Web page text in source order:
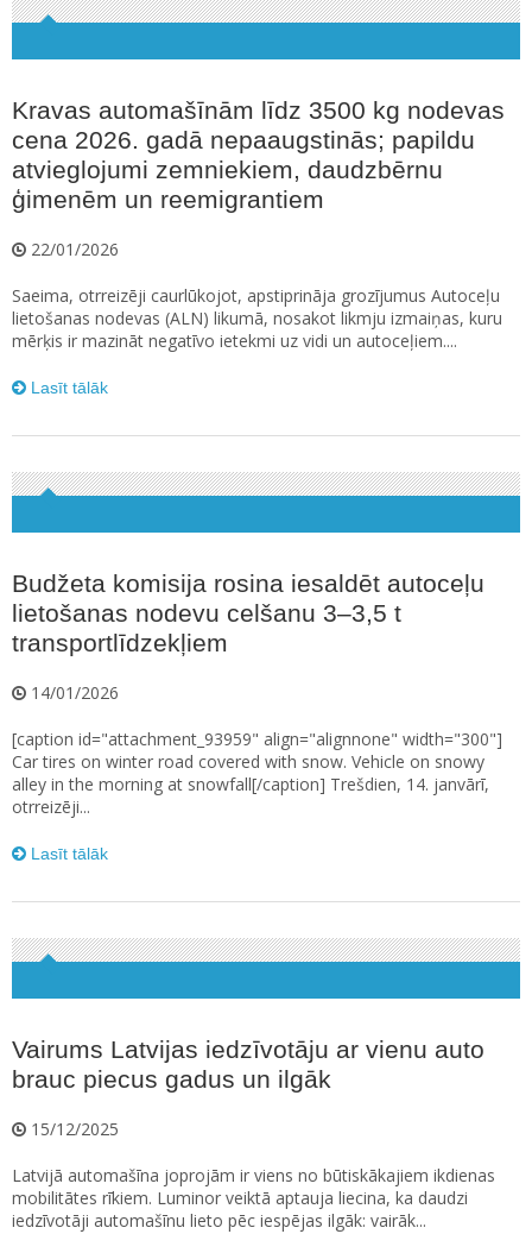
Kravas automašīnām līdz 3500 kg nodevas
cena 2026. gadā nepaaugstinās; papildu
atvieglojumi zemniekiem, daudzbērnu
ģimenēm un reemigrantiem
22/01/2026
Saeima, otrreizēji caurlūkojot, apstiprināja grozījumus Autoceļu
lietošanas nodevas (ALN) likumā, nosakot likmju izmaiņas, kuru
mērķis ir mazināt negatīvo ietekmi uz vidi un autoceļiem....
Lasīt tālāk
Budžeta komisija rosina iesaldēt autoceļu
lietošanas nodevu celšanu 3–3,5 t
transportlīdzekļiem
14/01/2026
[caption id="attachment_93959" align="alignnone" width="300"]
Car tires on winter road covered with snow. Vehicle on snowy
alley in the morning at snowfall[/caption] Trešdien, 14. janvārī,
otrreizēji...
Lasīt tālāk
Vairums Latvijas iedzīvotāju ar vienu auto
brauc piecus gadus un ilgāk
15/12/2025
Latvijā automašīna joprojām ir viens no būtiskākajiem ikdienas
mobilitātes rīkiem. Luminor veiktā aptauja liecina, ka daudzi
iedzīvotāji automašīnu lieto pēc iespējas ilgāk: vairāk...